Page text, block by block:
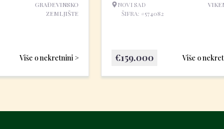
GRAĐEVINSKO
ZEMLJIŠTE
Više o nekretnini >
NOVI SAD
ŠIFRA: #574082
Više o
€159.000